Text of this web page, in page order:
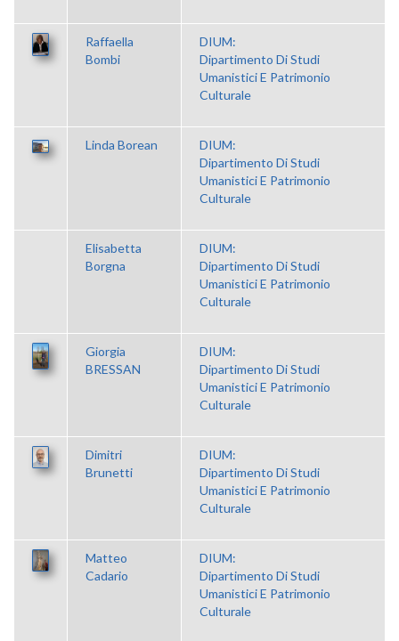
Raffaella
Bombi
DIUM:
Dipartimento Di Studi
Umanistici E Patrimonio
Culturale
Linda Borean
DIUM:
Dipartimento Di Studi
Umanistici E Patrimonio
Culturale
Elisabetta
Borgna
DIUM:
Dipartimento Di Studi
Umanistici E Patrimonio
Culturale
Giorgia
BRESSAN
DIUM:
Dipartimento Di Studi
Umanistici E Patrimonio
Culturale
Dimitri
Brunetti
DIUM:
Dipartimento Di Studi
Umanistici E Patrimonio
Culturale
Matteo
Cadario
DIUM:
Dipartimento Di Studi
Umanistici E Patrimonio
Culturale